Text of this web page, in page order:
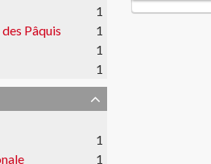
1
Pâquis
1
1
1
1
1